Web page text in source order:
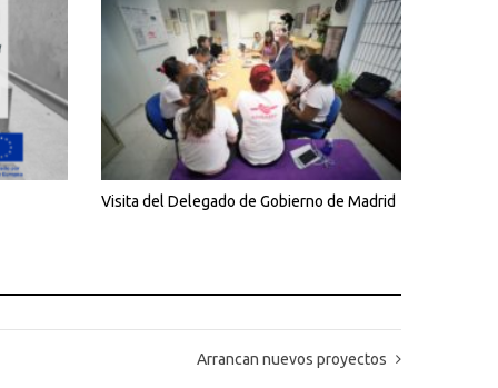
Visita del Delegado de Gobierno de Madrid
Arrancan nuevos proyectos